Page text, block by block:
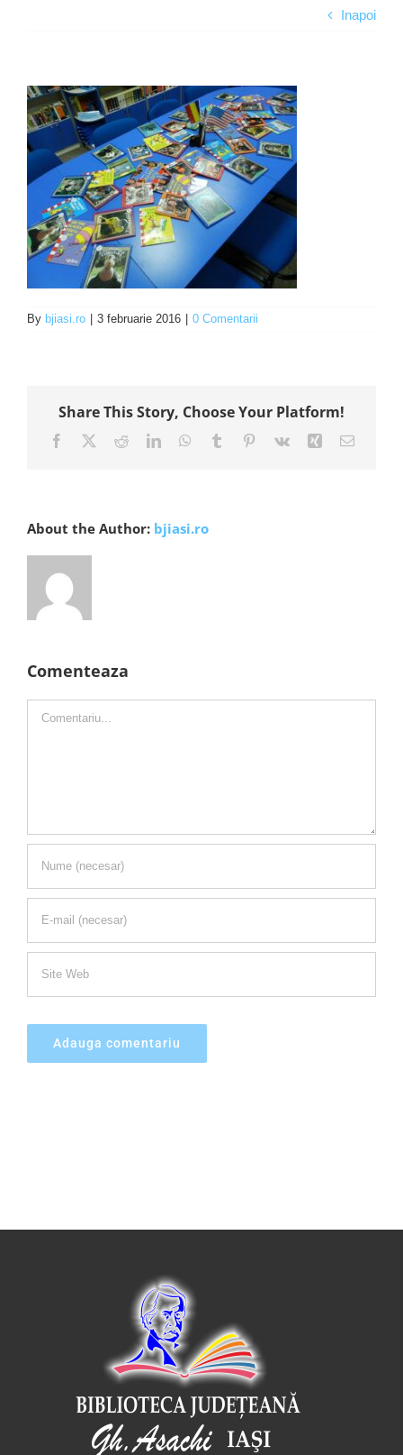
Inapoi
By bjiasi.ro 3 februarie 2016 0 Comentarii
Share This Story, Choose Your Platform!
Facebook RedditLinkedInWhatsApp
Tumblr Pinterest
Vk Xing E-
About the Author: bjiasi.ro
Comenteaza